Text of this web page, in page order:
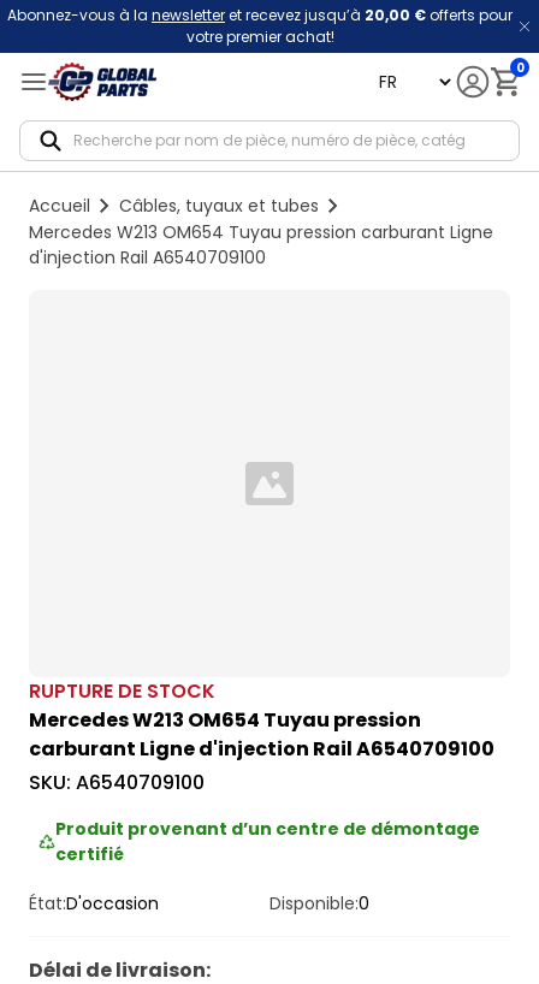
Abonnez-vous à la newsletteret recevez jusqu’à 20,00 €offerts pour
votre premier achat!
language 0
Accueil
Câbles, tuyaux et tubes
Mercedes W213 OM654 Tuyau pression carburant Ligne
d'injection Rail A6540709100
Loading...
RUPTURE DE STOCK
Mercedes W213 OM654 Tuyau pression
carburant Ligne d'injection Rail A6540709100
SKU: A6540709100
Produit provenant d’un centre de démontage
certifié
État:D'occasion Disponible:0
Délai de livraison: